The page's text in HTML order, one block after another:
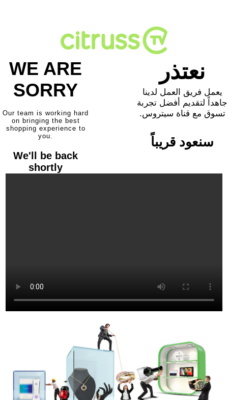
WE ARE
SORRY
Our team is working hard
on bringing the best
shopping experience to
you.
We'll be back
shortly
نعتذر
يعمل فريق العمل لدينا
جاهداً لتقديم أفضل تجربة
تسوق مع قناة سيتروس.
سنعود قريباً